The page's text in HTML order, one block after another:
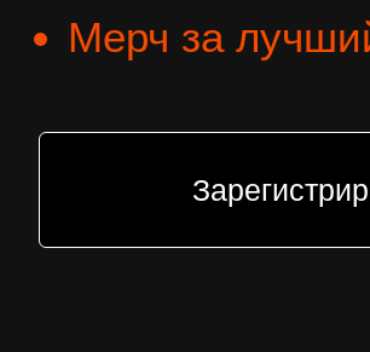
Мерч за